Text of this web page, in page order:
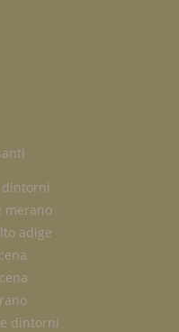
dintorni
merano
adige
dintorni